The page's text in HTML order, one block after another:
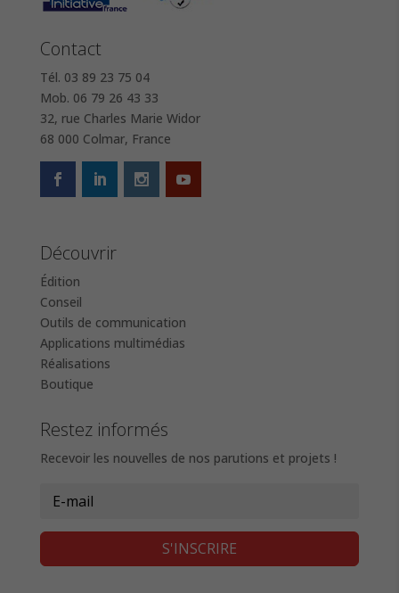
Contact
Tél. 03 89 23 75 04
Mob. 06 79 26 43 33
32, rue Charles Marie Widor
68 000 Colmar, France
Découvrir
Édition
Conseil
Outils de communication
Applications multimédias
Réalisations
Boutique
Restez informés
Recevoir les nouvelles de nos parutions et projets !
S'INSCRIRE